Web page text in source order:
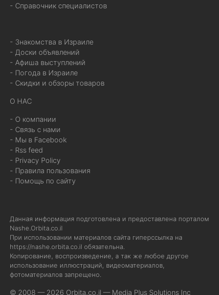
- Справочник специалистов
- Знакомства в Израиле
- Доски объявлений
- Афиша выступлений
- Погода в Израиле
- Скидки и обзоры товаров
О НАС
- О компании
- Связь с нами
- Мы в Facebook
- Rss feed
- Privacy Policy
- Правила пользования
- Помощь по сайту
Данная информация подготовлена и предоставлена порталом
Nashe.Orbita.co.il
При использовании материалов сайта гиперссылка на
https://nashe.orbita.co.il обязательна.
Копирование, воспроизведение, а так же любое другое
использование иллюстраций, видеоматериалов,
фотоматериалов запрещено.
© 2008 — 2026 Orbita.co.il — Media Plus Solutions Inc